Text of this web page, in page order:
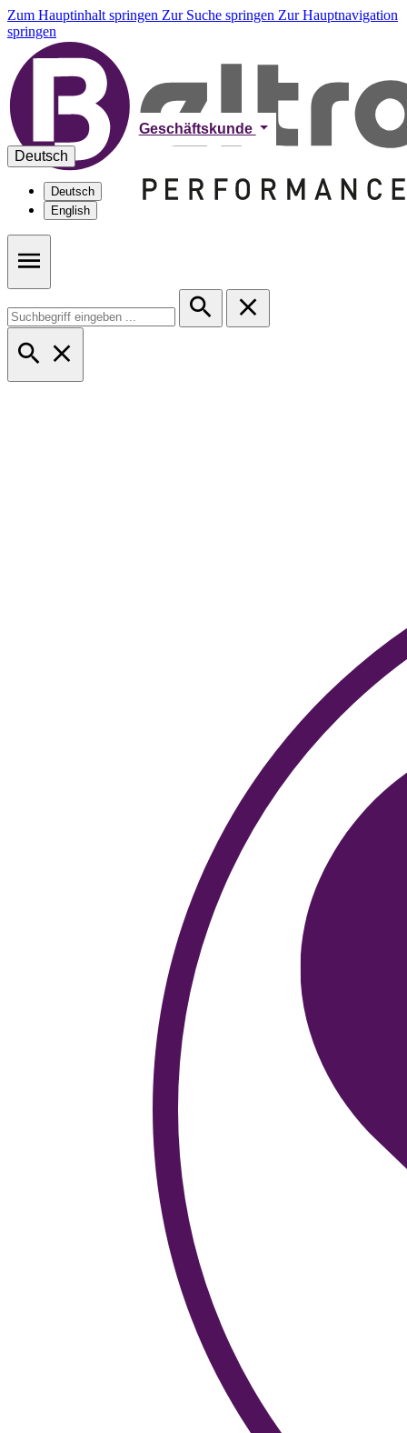
Zum Hauptinhalt springen Zur Suche springen Zur Hauptnavigation
springen
Geschäftskunde
Deutsch
Deutsch
English